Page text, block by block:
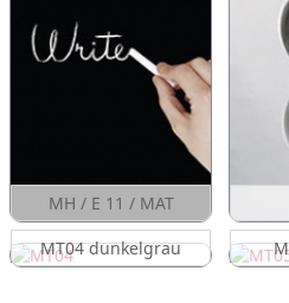
MH / E 11 / MAT
MT04 dunkelgrau